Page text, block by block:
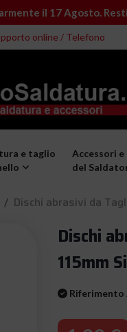
il 17 Agosto.
online / Telefono
e taglio
Accessori
del
Dischi abrasivi da
Dischi
115mm
Riferimento